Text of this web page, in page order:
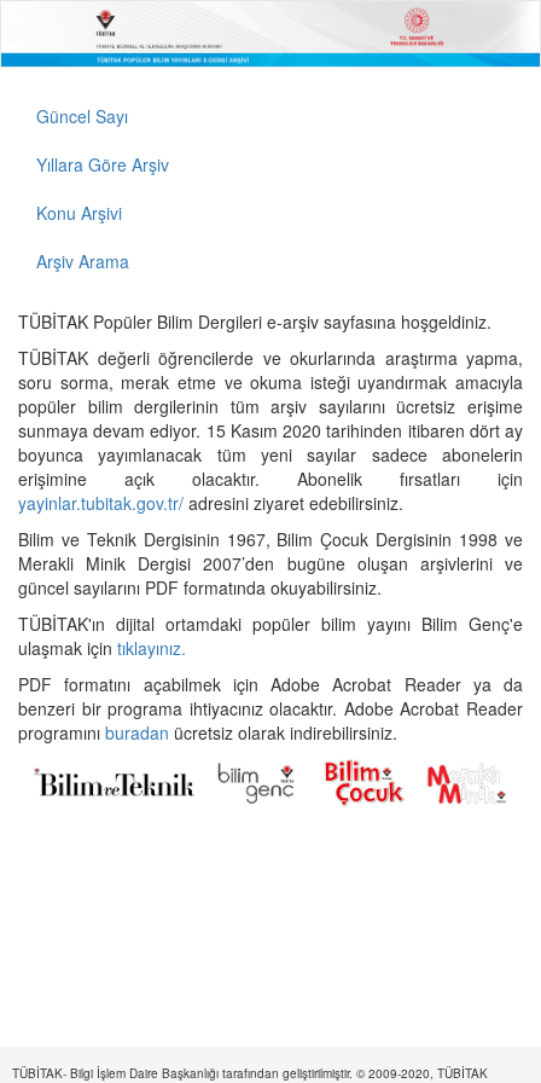
Güncel Sayı
Yıllara Göre Arşiv
Konu Arşivi
Arşiv Arama
TÜBİTAK Popüler Bilim Dergileri e-arşiv sayfasına hoşgeldiniz.
TÜBİTAK değerli öğrencilerde ve okurlarında araştırma yapma,
soru sorma, merak etme ve okuma isteği uyandırmak amacıyla
popüler bilim dergilerinin tüm arşiv sayılarını ücretsiz erişime
sunmaya devam ediyor. 15 Kasım 2020 tarihinden itibaren dört ay
boyunca yayımlanacak tüm yeni sayılar sadece abonelerin
erişimine açık olacaktır. Abonelik fırsatları için
yayinlar.tubitak.gov.tr/ adresini ziyaret edebilirsiniz.
Bilim ve Teknik Dergisinin 1967, Bilim Çocuk Dergisinin 1998 ve
Merakli Minik Dergisi 2007’den bugüne oluşan arşivlerini ve
güncel sayılarını PDF formatında okuyabilirsiniz.
TÜBİTAK'ın dijital ortamdaki popüler bilim yayını Bilim Genç'e
ulaşmak için tıklayınız.
PDF formatını açabilmek için Adobe Acrobat Reader ya da
benzeri bir programa ihtiyacınız olacaktır. Adobe Acrobat Reader
programını buradan ücretsiz olarak indirebilirsiniz.
TÜBİTAK- Bilgi İşlem Daire Başkanlığı tarafından geliştirilmiştir. © 2009-2020, TÜBİTAK